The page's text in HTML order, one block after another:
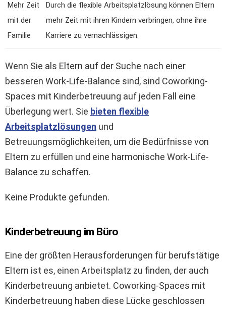
Mehr Zeit
mit der
Familie
Durch die flexible Arbeitsplatzlösung können Eltern
mehr Zeit mit ihren Kindern verbringen, ohne ihre
Karriere zu vernachlässigen.
Wenn Sie als Eltern auf der Suche nach einer
besseren Work-Life-Balance sind, sind Coworking-
Spaces mit Kinderbetreuung auf jeden Fall eine
Überlegung wert. Sie bieten flexible
Arbeitsplatzlösungen und
Betreuungsmöglichkeiten, um die Bedürfnisse von
Eltern zu erfüllen und eine harmonische Work-Life-
Balance zu schaffen.
Keine Produkte gefunden.
Kinderbetreuung im Büro
Eine der größten Herausforderungen für berufstätige
Eltern ist es, einen Arbeitsplatz zu finden, der auch
Kinderbetreuung anbietet. Coworking-Spaces mit
Kinderbetreuung haben diese Lücke geschlossen